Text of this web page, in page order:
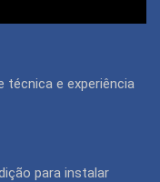
técnica e experiência
para instalar